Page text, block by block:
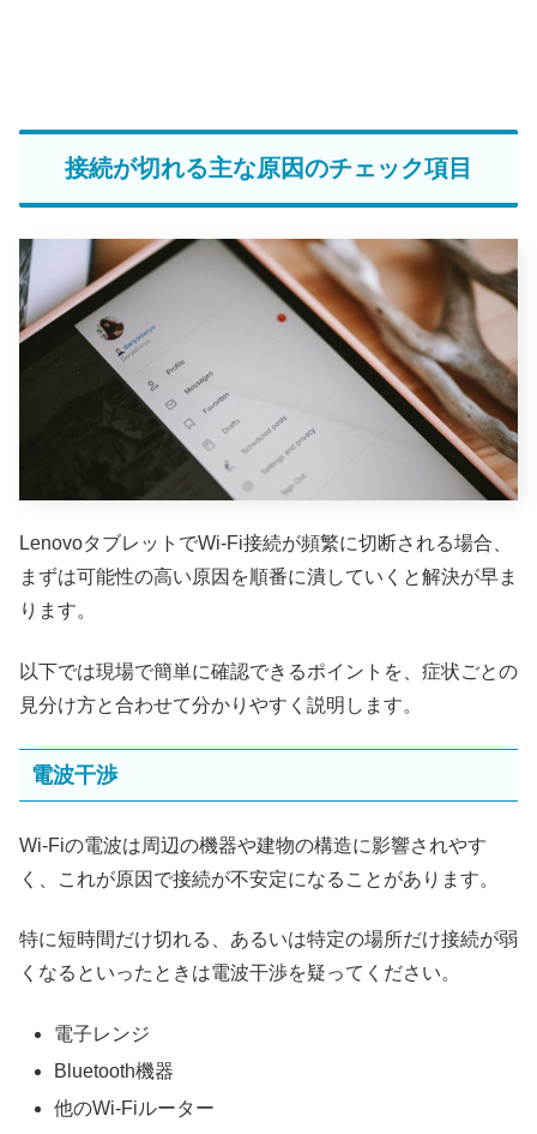
接続が切れる主な原因のチェック項目
LenovoタブレットでWi-Fi接続が頻繁に切断される場合、
まずは可能性の高い原因を順番に潰していくと解決が早ま
ります。
以下では現場で簡単に確認できるポイントを、症状ごとの
見分け方と合わせて分かりやすく説明します。
電波干渉
Wi-Fiの電波は周辺の機器や建物の構造に影響されやす
く、これが原因で接続が不安定になることがあります。
特に短時間だけ切れる、あるいは特定の場所だけ接続が弱
くなるといったときは電波干渉を疑ってください。
電子レンジ
Bluetooth機器
他のWi-Fiルーター